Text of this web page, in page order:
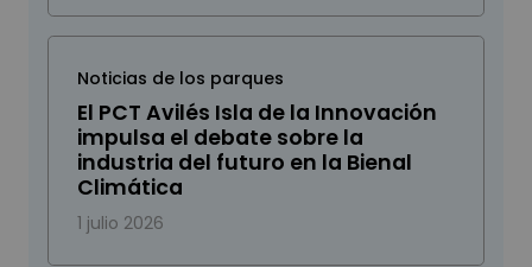
Noticias de los parques
El PCT Avilés Isla de la Innovación
impulsa el debate sobre la
industria del futuro en la Bienal
Climática
1 julio 2026